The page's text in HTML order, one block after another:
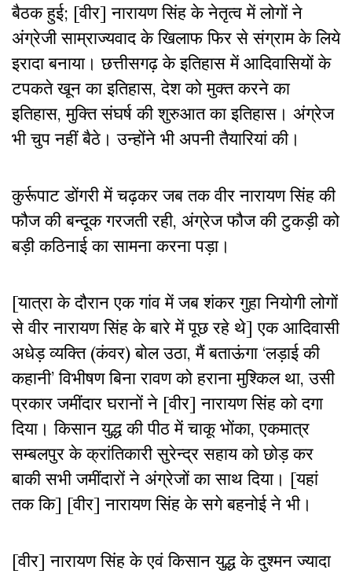
बैठक हुई; [वीर] नारायण सिंह के नेतृत्व में लोगों ने
अंग्रेजी साम्राज्यवाद के खिलाफ फिर से संग्राम के लिये
इरादा बनाया। छत्तीसगढ़ के इतिहास में आदिवासियों के
टपकते खून का इतिहास, देश को मुक्त करने का
इतिहास, मुक्ति संघर्ष की शुरुआत का इतिहास। अंग्रेज
भी चुप नहीं बैठे। उन्होंने भी अपनी तैयारियां की।
कुर्रूपाट डोंगरी में चढ़कर जब तक वीर नारायण सिंह की
फौज की बन्दूक गरजती रही, अंग्रेज फौज की टुकड़ी को
बड़ी कठिनाई का सामना करना पड़ा।
[यात्रा के दौरान एक गांव में जब शंकर गुहा नियोगी लोगों
से वीर नारायण सिंह के बारे में पूछ रहे थे] एक आदिवासी
अधेड़ व्यक्ति (कंवर) बोल उठा, मैं बताऊंगा ‘लड़ाई की
कहानी’ विभीषण बिना रावण को हराना मुश्किल था, उसी
प्रकार जमींदार घरानों ने [वीर] नारायण सिंह को दगा
दिया। किसान युद्ध की पीठ में चाकू भोंका, एकमात्र
सम्बलपुर के क्रांतिकारी सुरेन्द्र सहाय को छोड़ कर
बाकी सभी जमींदारों ने अंग्रेजों का साथ दिया। [यहां
तक कि] [वीर] नारायण सिंह के सगे बहनोई ने भी।
[वीर] नारायण सिंह के एवं किसान युद्ध के दुश्मन ज्यादा